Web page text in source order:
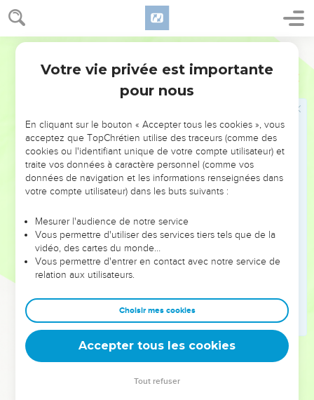
Ezéchiel 29
16 La communauté d'Israël ne sera plus tentée de faire
confiance à ce royaume, mais il lui rappellera la faute qu’elle
a commise en se tournant vers lui. Ils reconnaîtront alors que
je suis le Seigneur, l'Eternel. »
Le roi Nabucodonosor va conquérir l'Égypte
La vingt-septième année, le premier jour du premier mois,
la parole de l'Eternel m’a été adressée :
« Fils de l’homme, Nebucadnetsar, le roi de Babylone, a
contraint son armée à un effort pénible contre Tyr : toutes
les têtes sont chauves, toutes les épaules sont écorchées.
armée – pour l’effort déployé contre elle.
» C’est pourquoi, voici ce que dit le Seigneur, l’Eternel : Je
vais donner l’Egypte à Nebucadnetsar, roi de Babylone. Il en
emportera les richesses, il y prendra un butin et il la pillera.
Cela servira de salaire pour son armée.
En compensation de l’effort fourni contre Tyr, je lui donne
l'Egypte. En effet, ils ont travaillé pour moi, déclare le
Seigneur, l'Eternel.
Ce jour-là, je donnerai de la force à la communauté d'Israël
Votre vie privée est importante
pour nous
En cliquant sur le bouton « Accepter tous les cookies », vous
acceptez que TopChrétien utilise des traceurs (comme des
cookies ou l'identifiant unique de votre compte utilisateur) et
traite vos données à caractère personnel (comme vos
données de navigation et les informations renseignées dans
votre compte utilisateur) dans les buts suivants :
Mesurer l'audience de notre service
Vous permettre d'utiliser des services tiers tels que de la
vidéo, des cartes du monde…
Vous permettre d'entrer en contact avec notre service de
relation aux utilisateurs.
Choisir mes cookies
Accepter tous les cookies
Tout refuser